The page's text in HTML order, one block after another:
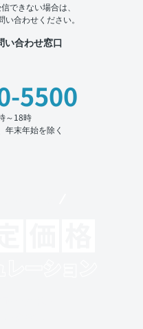
できない場合は、
合わせください。
い合わせ窓口
5500
～18時
年末年始を除く